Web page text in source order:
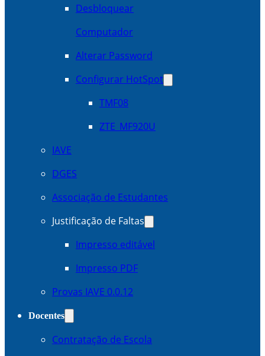
Desbloquear
Computador
Alterar Password
Configurar HotSpot
TMF08
ZTE_MF920U
IAVE
DGES
Associação de Estudantes
Justificação de Faltas
Impresso editável
Impresso PDF
Provas IAVE 0.0.12
Docentes
Contratação de Escola